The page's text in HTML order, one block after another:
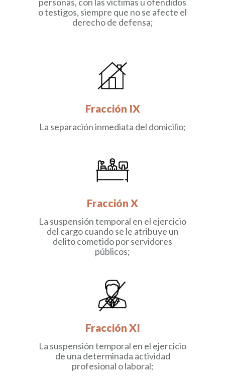
o testigos, siempre que no se afecte el
derecho de defensa;
Fracción IX
La separación inmediata del domicilio;
Fracción X
La suspensión temporal en el ejercicio
del cargo cuando se le atribuye un
delito cometido por servidores
públicos;
Fracción XI
La suspensión temporal en el ejercicio
de una determinada actividad
profesional o laboral;